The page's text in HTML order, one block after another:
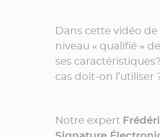
Dans cette vidéo
niveau « qualifié »
ses
cas doit-on l’utiliser
Notre expert